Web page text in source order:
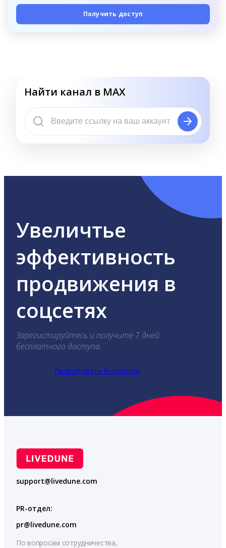
Получить доступ
Найти канал в MAX
Увеличтье
эффективность
продвижения в
соцсетях
Зарегистируйтесь и получите 7 дней
бесплатного доступа.
Попробовать бесплатно
support@livedune.com
PR-отдел:
pr@livedune.com
По вопросам сотрудничества,